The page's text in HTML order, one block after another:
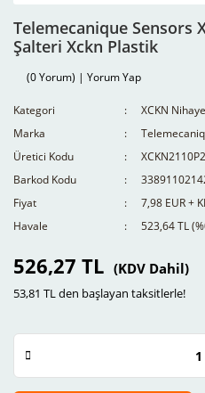
Telemecanique Sensors
Şalteri Xckn Plastik
(0 Yorum) | Yorum Yap
Kategori
XCKN
Marka
Üretici Kodu
Barkod Kodu
Fiyat
7,98 EUR +
Havale
523,64 TL
526,27 TL (KDV Dahil)
53,81 TL den başlayan taksitlerle!